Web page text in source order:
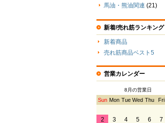
馬油・熊油関連 (21)
新着/売れ筋ランキング
新着商品
売れ筋商品ベスト5
営業カレンダー
8月の営業日
Sun Mon Tue Wed Thu Fri
2
3 4 5 6 7